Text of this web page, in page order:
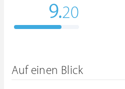
9.20
Auf einen Blick